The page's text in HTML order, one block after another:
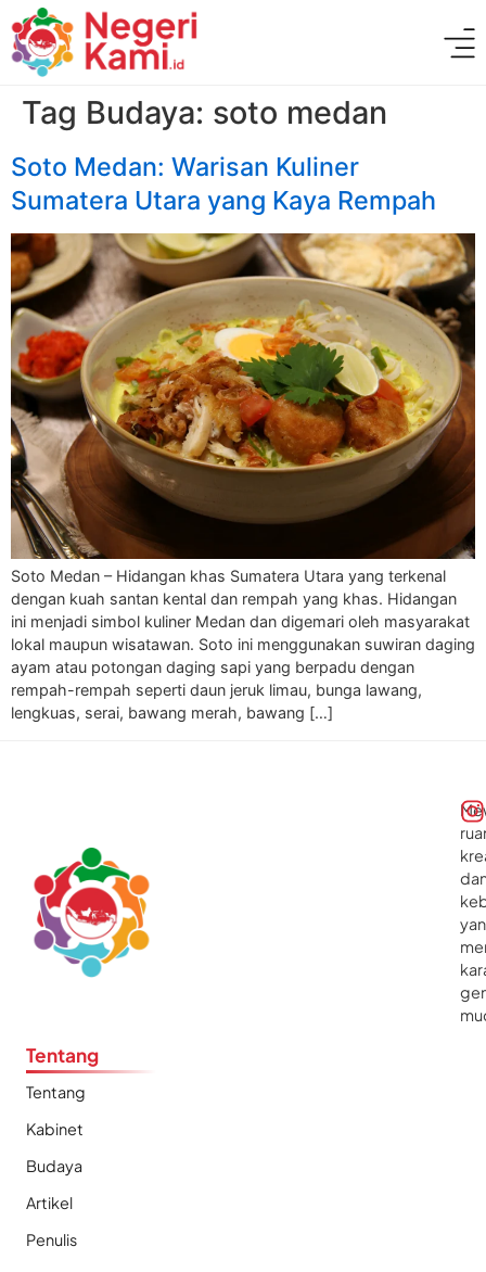
Tag Budaya: soto medan
Soto Medan: Warisan Kuliner
Sumatera Utara yang Kaya Rempah
Soto Medan – Hidangan khas Sumatera Utara yang terkenal
dengan kuah santan kental dan rempah yang khas. Hidangan
ini menjadi simbol kuliner Medan dan digemari oleh masyarakat
lokal maupun wisatawan. Soto ini menggunakan suwiran daging
ayam atau potongan daging sapi yang berpadu dengan
rempah-rempah seperti daun jeruk limau, bunga lawang,
lengkuas, serai, bawang merah, bawang […]
Tentang
Tentang
Kabinet
Budaya
Artikel
Penulis